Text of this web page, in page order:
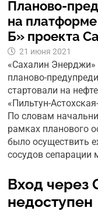
Планово-
на
Б» проекта
21 июня 2021
«Сахалин
планово-
стартовали на
«Пильтун-
По словам
рамках планового
было осуществить
сосудов сепарации
Вход через
недоступен